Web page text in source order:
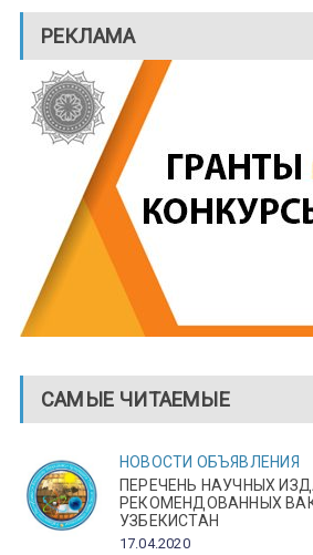
РЕКЛАМА
САМЫЕ ЧИТАЕМЫЕ
НОВОСТИ ОБЪЯВЛЕНИЯ
ПЕРЕЧЕНЬ НАУЧНЫХ
РЕКОМЕНДОВАННЫХ
УЗБЕКИСТАН
17.04.2020